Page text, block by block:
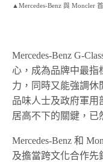
▲Mercedes-Benz 與 Moncler
Mercedes-Benz G-
心，成為品牌中最指
力，同時又能強調休
品味人士及政府軍用
居高不下的關鍵，已
Mercedes-Benz 和
及擔當跨文化合作先